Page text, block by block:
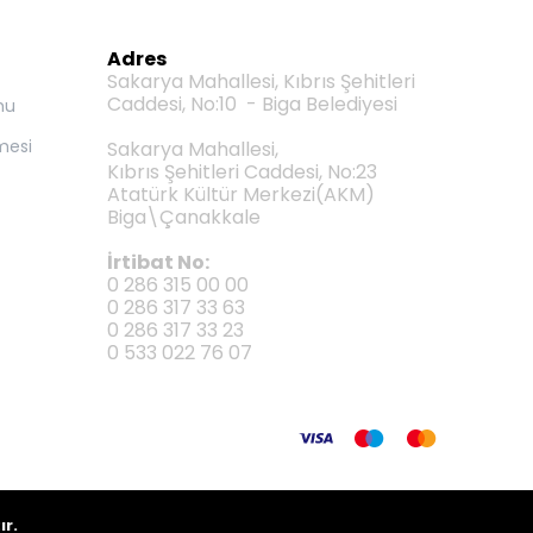
Adres
Sakarya Mahallesi, Kıbrıs Şehitleri
Caddesi, No:10 - Biga Belediyesi
Sakarya Mahallesi,
Kıbrıs Şehitleri Caddesi, No:23
Atatürk Kültür Merkezi(AKM)
Biga\Çanakkale
İrtibat No:
0 286 315 00 00
0 286 317 33 63
0 286 317 33 23
0 533 022 76 07